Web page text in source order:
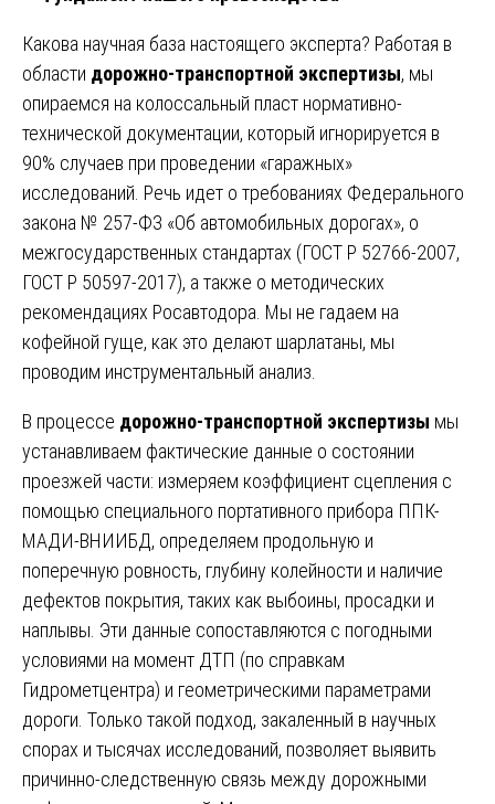
Какова научная база настоящего эксперта? Работая в
области дорожно-транспортной экспертизы, мы
опираемся на колоссальный пласт нормативно-
технической документации, который игнорируется в
90% случаев при проведении «гаражных»
исследований. Речь идет о требованиях Федерального
закона № 257-ФЗ «Об автомобильных дорогах», о
межгосударственных стандартах (ГОСТ Р 52766-2007,
ГОСТ Р 50597-2017), а также о методических
рекомендациях Росавтодора. Мы не гадаем на
кофейной гуще, как это делают шарлатаны, мы
проводим инструментальный анализ.
В процессе дорожно-транспортной экспертизы мы
устанавливаем фактические данные о состоянии
проезжей части: измеряем коэффициент сцепления с
помощью специального портативного прибора ППК-
МАДИ-ВНИИБД, определяем продольную и
поперечную ровность, глубину колейности и наличие
дефектов покрытия, таких как выбоины, просадки и
наплывы. Эти данные сопоставляются с погодными
условиями на момент ДТП (по справкам
Гидрометцентра) и геометрическими параметрами
дороги. Только такой подход, закаленный в научных
спорах и тысячах исследований, позволяет выявить
причинно-следственную связь между дорожными